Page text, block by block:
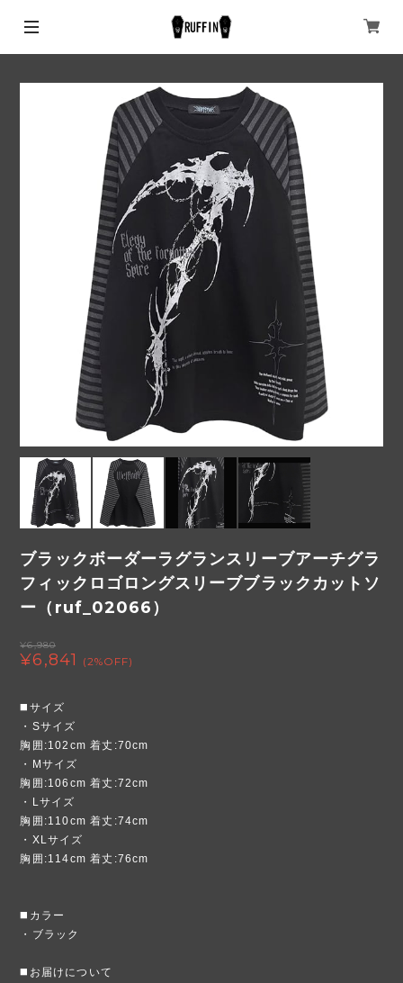
ブラックボーダーラグランスリーブアーチグラ
フィックロゴロングスリーブブラックカットソ
ー（ruf_02066）
¥6,980
¥6,841 (2%OFF)
◼️サイズ
・Sサイズ
胸囲:102cm 着丈:70cm
・Mサイズ
胸囲:106cm 着丈:72cm
・Lサイズ
胸囲:110cm 着丈:74cm
・XLサイズ
胸囲:114cm 着丈:76cm
◼️カラー
・ブラック
◼️お届けについて